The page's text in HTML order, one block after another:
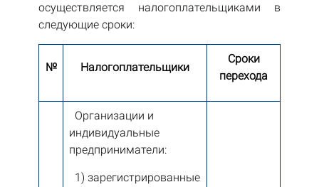
осуществляется налогоплательщиками в
следующие сроки:
№ Налогоплательщики
Сроки
перехода
Организации и
индивидуальные
предприниматели:
1) зарегистрированные